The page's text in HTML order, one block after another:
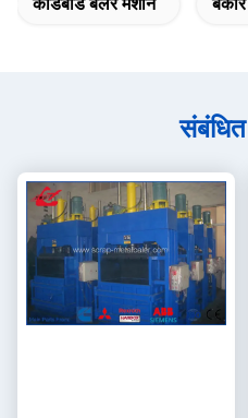
कार्डबोर्ड बेलर मशीन
संबंधित